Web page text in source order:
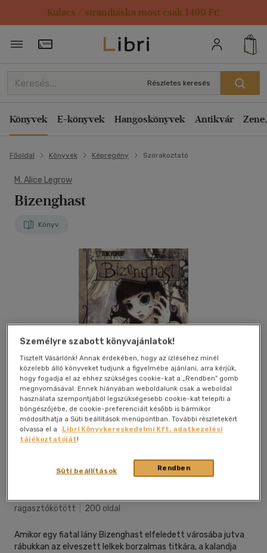
Kulacs / strandtáska most csak 1499 Ft!
Törzsvásárlói Kártya adatai
Részletes keresés
Könyvek E-könyvek Hangoskönyvek Antikvár
Főoldal Könyvek Képregény Szórakoztató
M. Alice Legrow
Bizenghast
Könyv
ragasztókötött
200 oldal
Amikor egy fiatal lány Bizenghast elfeledett városába jutva
rábukkan az elveszett lelkek borzalmas titkára, a kalandja
Személyre szabott könyvajánlatok!
Tisztelt Vásárlónk! Annak érdekében, hogy az ízléséhez minél
közelebb álló könyveket tudjunk a figyelmébe ajánlani, arra kérjük,
hogy fogadja el az ehhez szükséges cookie-kat a „Rendben” gomb
megnyomásával. Ennek hiányában weboldalunk csak a weboldal
használata szempontjából legszükségesebb cookie-kat telepíti a
böngészőjébe, de cookie-preferenciáit később is bármikor
módosíthatja a Süti beállítások menüpontban. További részletekért
olvassa el a
Libri Könyvkereskedelmi Kft. adatkezelési
tájékoztatóját!
Rendben
Süti beállítások